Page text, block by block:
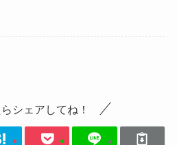
シェアしてね！